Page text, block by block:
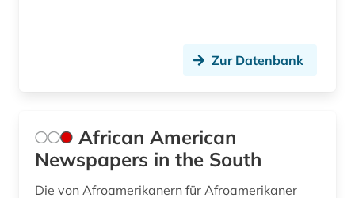
filmindustrie (2)
filmkritik (2)
Zur Datenbank
African American
Newspapers in the South
Die von Afroamerikanern für Afroamerikaner